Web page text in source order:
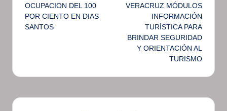
entradas
OCUPACION DEL 100
POR CIENTO EN DIAS
SANTOS
VERACRUZ MÓDULOS
INFORMACIÓN
TURÍSTICA PARA
BRINDAR SEGURIDAD
Y ORIENTACIÓN AL
TURISMO